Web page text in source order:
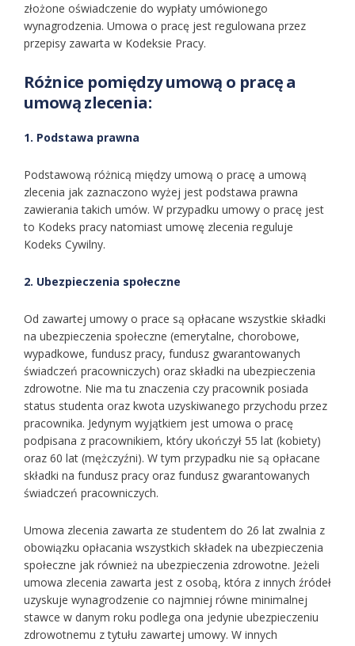
złożone oświadczenie do wypłaty umówionego
wynagrodzenia. Umowa o pracę jest regulowana przez
przepisy zawarta w Kodeksie Pracy.
Różnice pomiędzy umową o pracę a
umową zlecenia:
1. Podstawa prawna
Podstawową różnicą między umową o pracę a umową
zlecenia jak zaznaczono wyżej jest podstawa prawna
zawierania takich umów. W przypadku umowy o pracę jest
to Kodeks pracy natomiast umowę zlecenia reguluje
Kodeks Cywilny.
2. Ubezpieczenia społeczne
Od zawartej umowy o prace są opłacane wszystkie składki
na ubezpieczenia społeczne (emerytalne, chorobowe,
wypadkowe, fundusz pracy, fundusz gwarantowanych
świadczeń pracowniczych) oraz składki na ubezpieczenia
zdrowotne. Nie ma tu znaczenia czy pracownik posiada
status studenta oraz kwota uzyskiwanego przychodu przez
pracownika. Jedynym wyjątkiem jest umowa o pracę
podpisana z pracownikiem, który ukończył 55 lat (kobiety)
oraz 60 lat (mężczyźni). W tym przypadku nie są opłacane
składki na fundusz pracy oraz fundusz gwarantowanych
świadczeń pracowniczych.
Umowa zlecenia zawarta ze studentem do 26 lat zwalnia z
obowiązku opłacania wszystkich składek na ubezpieczenia
społeczne jak również na ubezpieczenia zdrowotne. Jeżeli
umowa zlecenia zawarta jest z osobą, która z innych źródeł
uzyskuje wynagrodzenie co najmniej równe minimalnej
stawce w danym roku podlega ona jedynie ubezpieczeniu
zdrowotnemu z tytułu zawartej umowy. W innych